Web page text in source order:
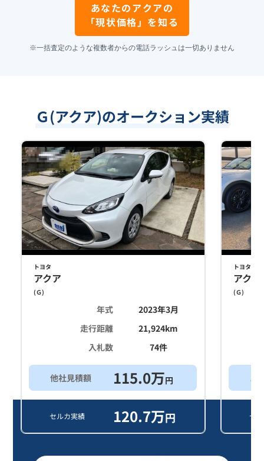
あなたのアクアの
「現状価格」を知る
※一括査定のような複数者からの電話ラッシュは一切ありません
Ｇ(アクア)のオークション実績
トヨタ
アクア
(Ｇ)
年式
2023年3月
走行距離
21,924km
入札数
74件
他社見積額 115.0万円
セルカ実績 120.7万円
トヨタ
アクア
(Ｇ)
ス
セ